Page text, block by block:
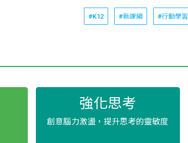
#K12 #新課綱 #行動學習
強化思考
創意腦力激盪，提升思考的靈敏度